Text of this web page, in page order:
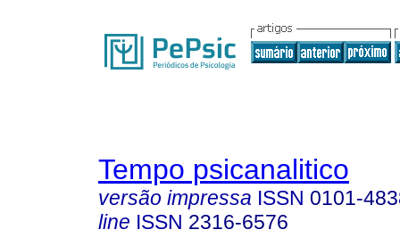
Tempo psicanalitico
versão impressa ISSN 0101-
line ISSN 2316-6576